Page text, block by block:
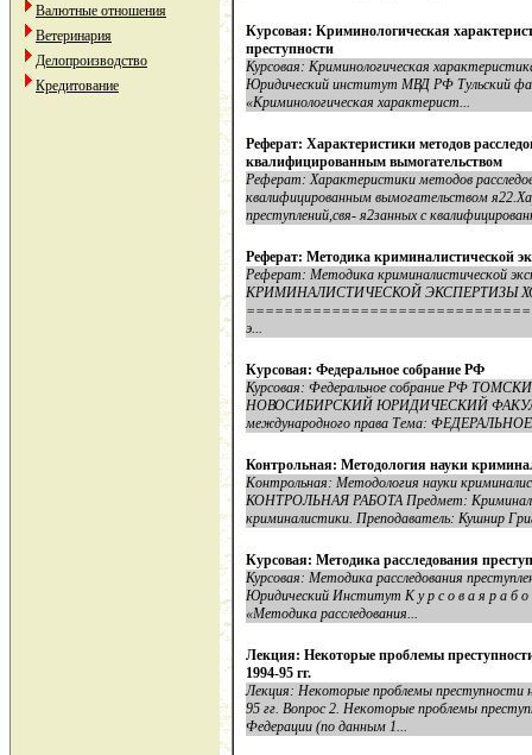
Валютные отношения
Ветеринария
Делопроизводство
Кредитование
Курсовая: Криминологическая
преступности
Курсовая: Криминологическая
Юридический институт МВД РФ Тульский
«Криминологическая характерист...
Реферат: Характеристики методов
квалифицированным вымогательством
Реферат: Характеристики методов
квалифицированным вымогательством
преступлений,свя- я2занных с
Реферат: Методика криминалистической
Реферат: Методика криминалистической
КРИМИНАЛИСТИЧЕСКОЙ ЭКСПЕРТИЗЫ
э...
Курсовая: Федеральное собрание РФ
Курсовая: Федеральное собрание РФ
НОВОСИБИРСКИЙ ЮРИДИЧЕСКИЙ
международного права Тема:
Контрольная: Методология науки
Контрольная: Методология науки
КОНТРОЛЬНАЯ РАБОТА Предмет:
криминалистики. Преподаватель: Кушнир
Курсовая: Методика расследования
Курсовая: Методика расследования
Юридический Институт К у р с о в а я р а б
«Методика расследования...
Лекция: Некоторые проблемы
1994-95 гг.
Лекция: Некоторые проблемы преступности
95 гг. Вопрос 2. Некоторые проблемы
Федерации (по данным 1...